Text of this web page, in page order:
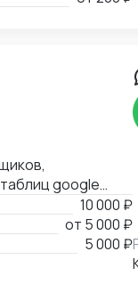
google
10 000 ₽
от 5 000 ₽
5 000 ₽